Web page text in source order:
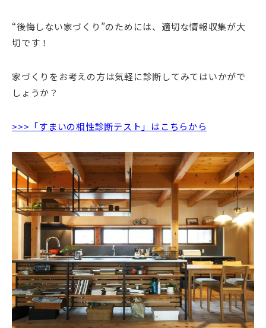
“後悔しない家づくり”のためには、適切な情報収集が大
切です！
家づくりをお考えの方は気軽に診断してみてはいかがで
しょうか？
>>>「すまいの相性診断テスト」はこちらから